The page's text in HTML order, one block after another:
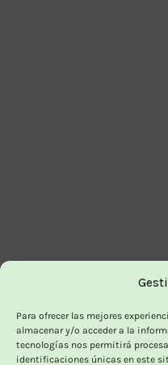
Para ofrecer las mejores
almacenar y/o acceder a la
tecnologías nos permitirá
identificaciones únicas en este